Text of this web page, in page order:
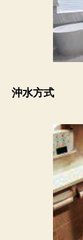
沖水方式